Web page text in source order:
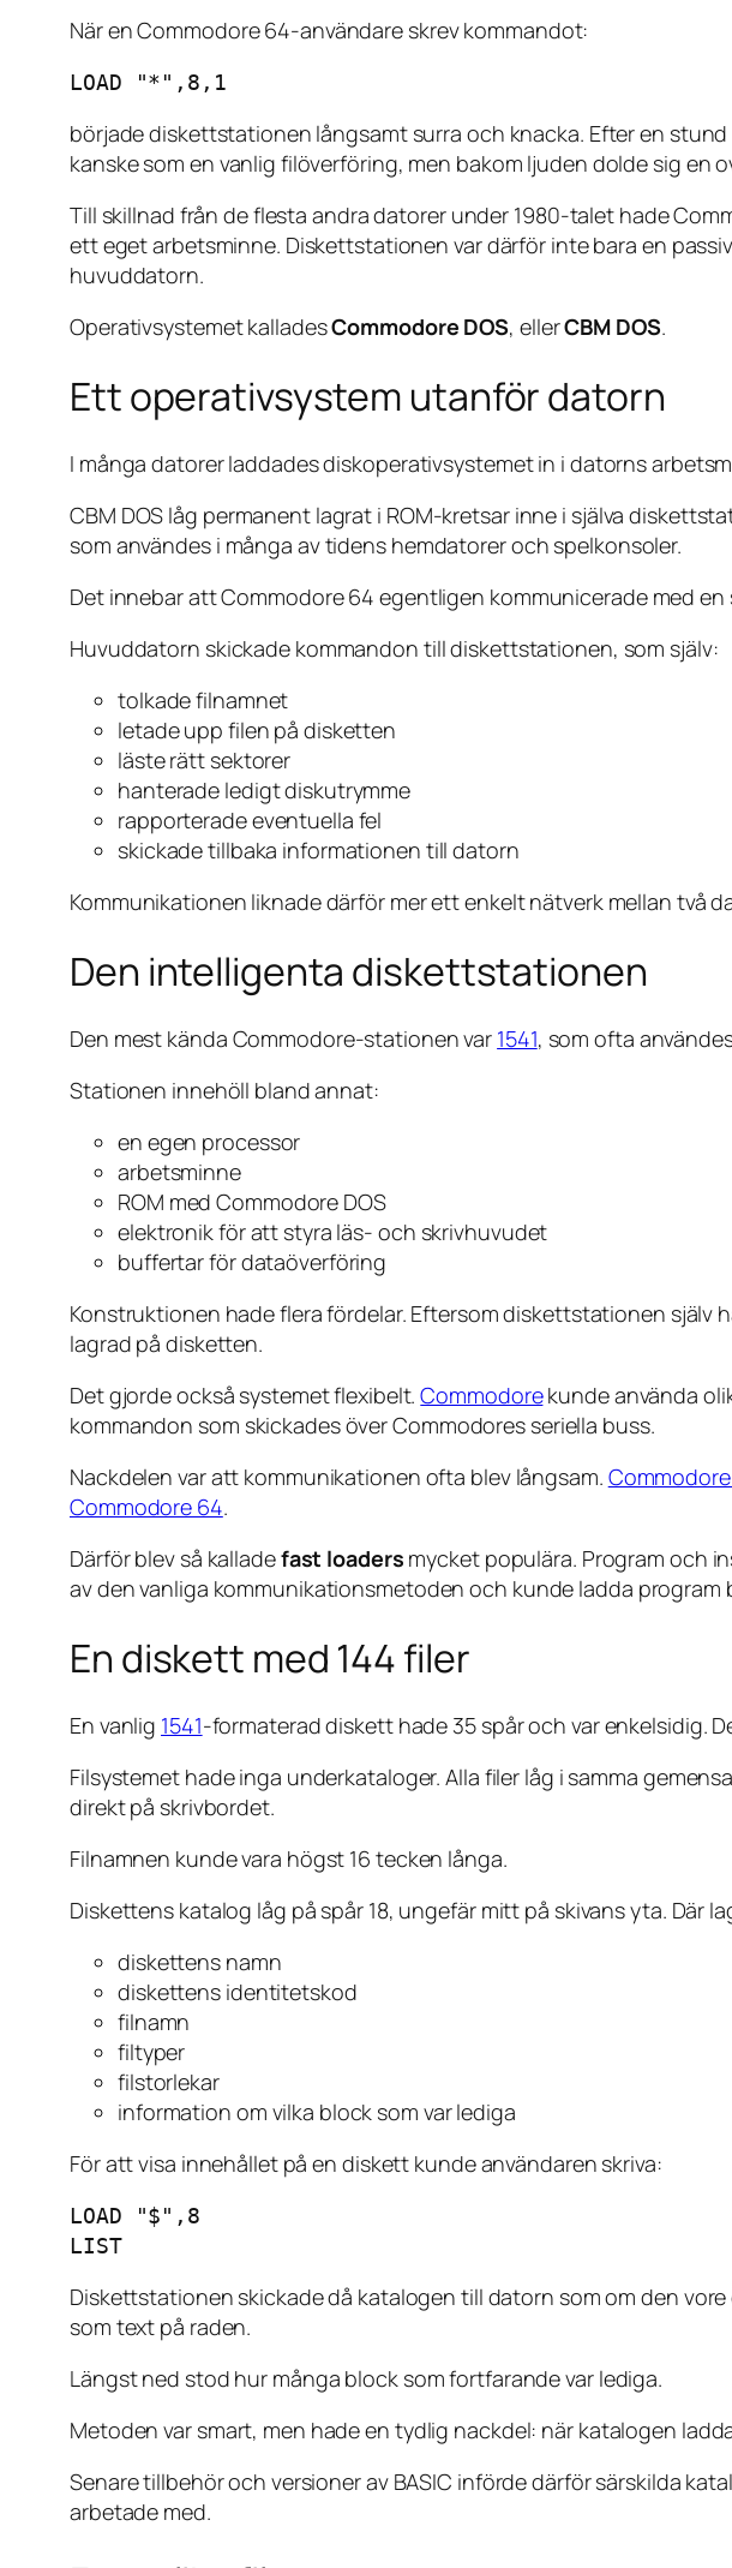
När en Commodore 64-användare skrev kommandot:
LOAD "*",8,1
började diskettstationen långsamt surra och knacka. Efter en
kanske som en vanlig filöverföring, men bakom ljuden dolde sig en
Till skillnad från de flesta andra datorer under 1980-talet hade
ett eget arbetsminne. Diskettstationen var därför inte bara en
huvuddatorn.
Operativsystemet kalladesCommodore DOS, ellerCBM DOS.
Ett operativsystem utanför datorn
I många datorer laddades diskoperativsystemet in i datorns
CBM DOS låg permanent lagrat i ROM-kretsar inne i själva
som användes i många av tidens hemdatorer och spelkonsoler.
Det innebar att Commodore 64 egentligen kommunicerade med en
Huvuddatorn skickade kommandon till diskettstationen, som själv:
tolkade filnamnet
letade upp filen på disketten
läste rätt sektorer
hanterade ledigt diskutrymme
rapporterade eventuella fel
skickade tillbaka informationen till datorn
Kommunikationen liknade därför mer ett enkelt nätverk mellan två
Den intelligenta diskettstationen
Den mest kända Commodore-stationen var 1541, som ofta
Stationen innehöll bland annat:
en egen processor
arbetsminne
ROM med Commodore DOS
elektronik för att styra läs- och skrivhuvudet
buffertar för dataöverföring
Konstruktionen hade flera fördelar. Eftersom diskettstationen
lagrad på disketten.
Det gjorde också systemet flexibelt.Commodorekunde använda
kommandon som skickades över Commodores seriella buss.
Nackdelen var att kommunikationen ofta blev långsam. Commodore
Commodore 64.
Därför blev så kalladefast loaders mycket populära. Program och
av den vanliga kommunikationsmetoden och kunde ladda program
En diskett med 144 filer
En vanlig 1541-formaterad diskett hade 35 spår och var enkelsidig.
Filsystemet hade inga underkataloger. Alla filer låg i samma
direkt på skrivbordet.
Filnamnen kunde vara högst 16 tecken långa.
Diskettens katalog låg på spår 18, ungefär mitt på skivans yta. Där
diskettens namn
diskettens identitetskod
filnamn
filtyper
filstorlekar
information om vilka block som var lediga
För att visa innehållet på en diskett kunde användaren skriva:
LOAD "$",8
LIST
Diskettstationen skickade då katalogen till datorn som om den
som text på raden.
Längst ned stod hur många block som fortfarande var lediga.
Metoden var smart, men hade en tydlig nackdel: när katalogen
Senare tillbehör och versioner av BASIC införde därför särskilda
arbetade med.